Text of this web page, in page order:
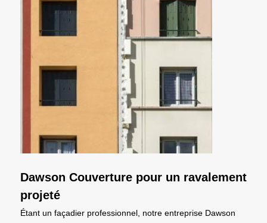
Dawson Couverture pour un ravalement
projeté
Étant un façadier professionnel, notre entreprise Dawson